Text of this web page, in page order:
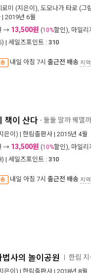
미 (지은이), 도모나가 타로 (그
| 2019년 6월
→ 13,500원 (10%할인), 마일리
) | 세일즈포인트 : 310
내일 아침 7시 출근전 배송 지
책이 산다 - 둘둘 말까 꿰맬
은이) | 한림출판사 | 2015년 4월
→ 13,500원 (10%할인), 마일리
) | 세일즈포인트 : 310
내일 아침 7시 출근전 배송 지
법사의 놀이공원 한림
은이) | 한림출판사 | 2018년 8월